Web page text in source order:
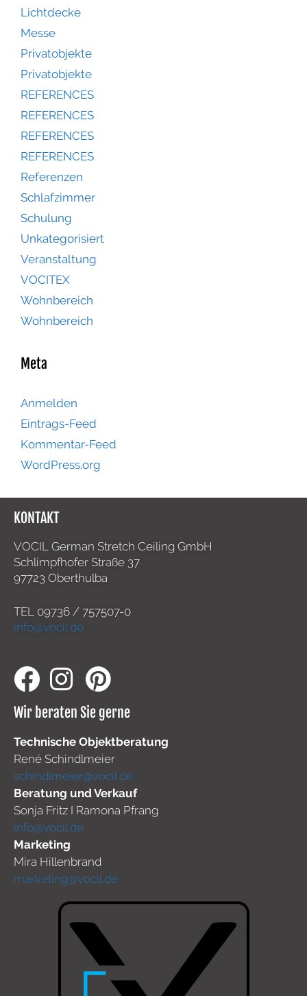
Lichtdecke
Messe
Privatobjekte
Privatobjekte
REFERENCES
REFERENCES
REFERENCES
REFERENCES
Referenzen
Schlafzimmer
Schulung
Unkategorisiert
Veranstaltung
VOCITEX
Wohnbereich
Wohnbereich
Meta
Anmelden
Eintrags-Feed
Kommentar-Feed
WordPress.org
KONTAKT
VOCIL German Stretch Ceiling GmbH
Schlimpfhofer Straße 37
97723 Oberthulba
TEL 09736 / 757507-0
info@vocil.de
Wir beraten Sie gerne
Technische Objektberatung
René Schindlmeier
schindlmeier@vocil.de
Beratung und Verkauf
Sonja Fritz I Ramona Pfrang
info@vocil.de
Marketing
Mira Hillenbrand
marketing@vocil.de